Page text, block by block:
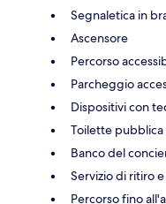
Segnaletica in
Ascensore
Percorso
Parcheggio
Dispositivi con
Toilette pubblica
Banco del
Servizio di ritiro
Percorso fino